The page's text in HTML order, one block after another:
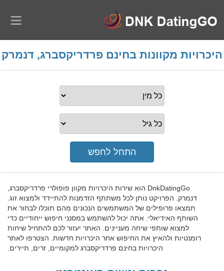
היכרויות מקוונות בחינם פרדריקסברג, דנמרק
DnkDatingGo הוא שירות היכרויות מקוון פופולרי פרדריקסברג,
דנמרק. הפרויקט נותן לכל משתתף הזדמנות להתיידד ולמצוא זוג.
תמצאו פרופילים של המשתמשים הנכונים מהם תוכלו לבחור את
השותף האידיאלי. אתה יכול להשתמש במסנני חיפוש ייחודיים כדי
למצוא שותפי שיחה מעניינים. האתר יעזור לכם להתחיל שיחות
רומנטיות ולהאיץ את החיפוש אחר היכרויות חדשות. הצטרפו לאתר
היכרויות בחינם פרדריקסברג למקומיים, זרים, תיירים.